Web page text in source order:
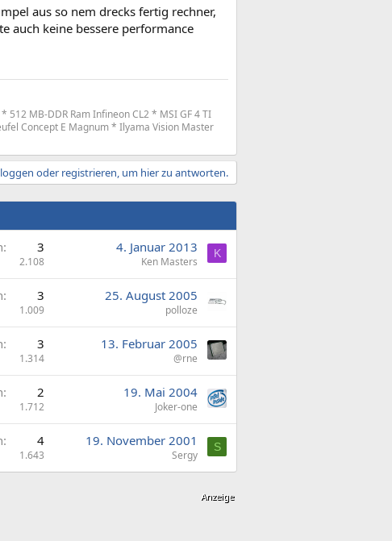
aus so nem drecks fertig rechner,
auch keine bessere performance
512 MB-DDR Ram Infineon CL2 * MSI GF 4 TI
Concept E Magnum * Ilyama Vision Master
oder registrieren, um hier zu antworten.
3
2.108
4. Januar 2013
Ken Masters
K
3
1.009
25. August 2005
polloze
3
1.314
13. Februar 2005
@rne
2
1.712
19. Mai 2004
Joker-one
4
1.643
19. November 2001
Sergy
S